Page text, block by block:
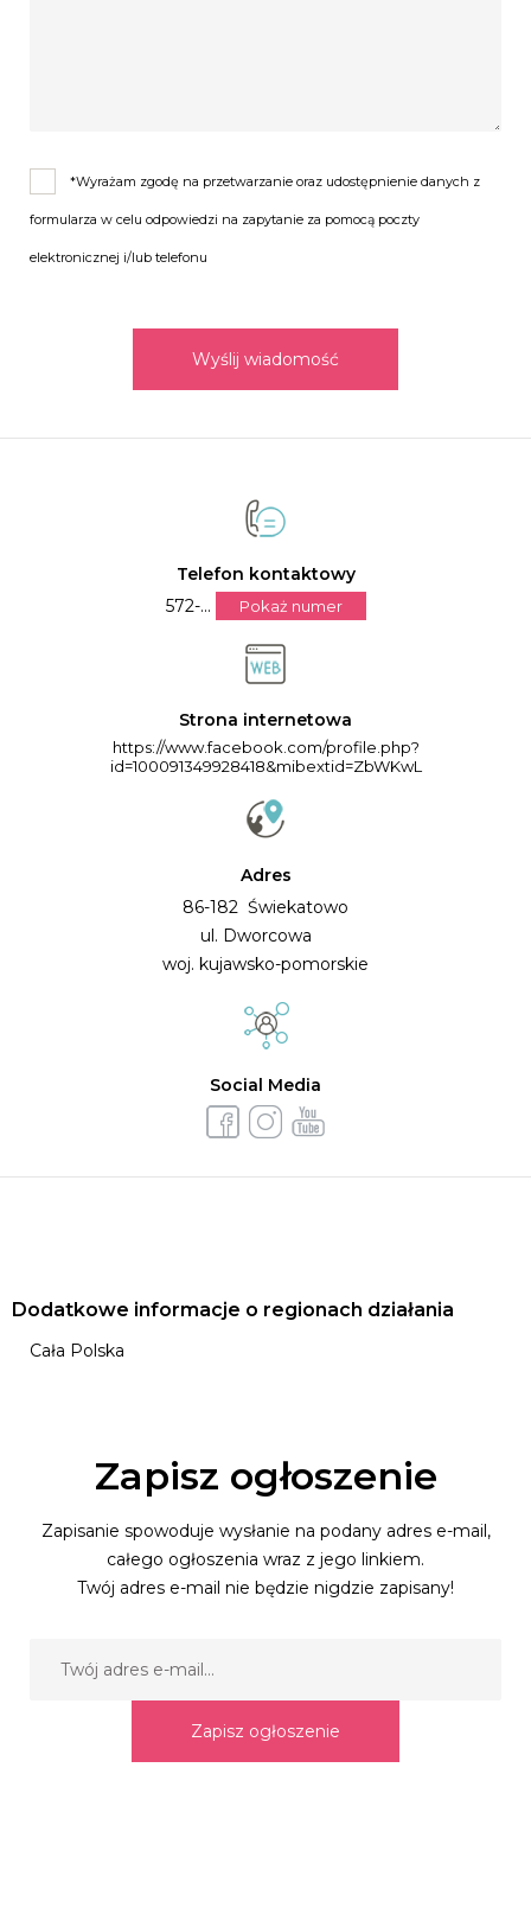
*Wyrażam zgodę na przetwarzanie oraz udostępnienie danych z
formularza w celu odpowiedzi na zapytanie za pomocą poczty
elektronicznej i/lub telefonu
Wyślij wiadomość
Telefon kontaktowy
572-...
Pokaż numer
Strona internetowa
https://www.facebook.com/profile.php?
id=100091349928418&mibextid=ZbWKwL
Adres
86-182 Świekatowo
ul. Dworcowa
woj. kujawsko-pomorskie
Social Media
Dodatkowe informacje o regionach działania
Cała Polska
Zapisz ogłoszenie
Zapisanie spowoduje wysłanie na podany adres e-mail,
całego ogłoszenia wraz z jego linkiem.
Twój adres e-mail nie będzie nigdzie zapisany!
Zapisz ogłoszenie